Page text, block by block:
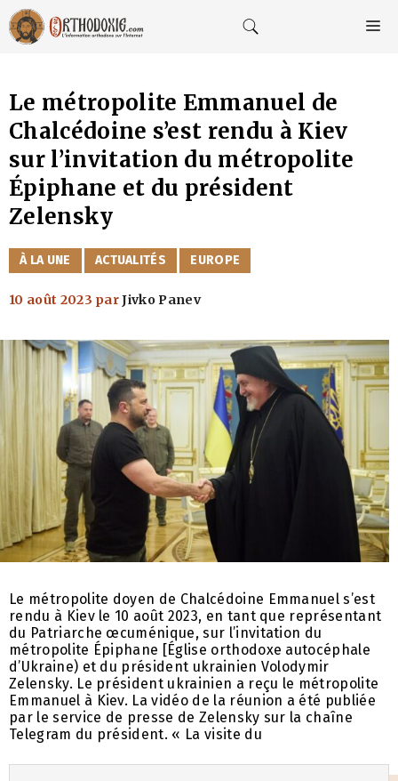
Aller
au
contenu
Le métropolite Emmanuel de
Chalcédoine s’est rendu à Kiev
sur l’invitation du métropolite
Épiphane et du président
Zelensky
CATÉGORIES
À LA UNE ACTUALITÉS EUROPE
10 août 2023 parJivko Panev
Le métropolite doyen de Chalcédoine Emmanuel s’est
rendu à Kiev le 10 août 2023, en tant que représentant
du Patriarche œcuménique, sur l’invitation du
métropolite Épiphane [Église orthodoxe autocéphale
d’Ukraine) et du président ukrainien Volodymir
Zelensky. Le président ukrainien a reçu le métropolite
Emmanuel à Kiev. La vidéo de la réunion a été publiée
par le service de presse de Zelensky sur la chaîne
Telegram du président. « La visite du